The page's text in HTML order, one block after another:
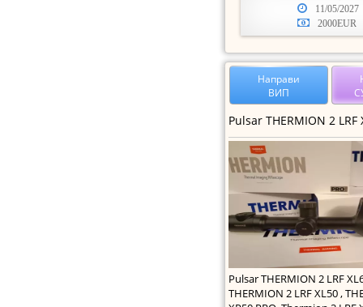
11/05/2027
2000EUR
Направи
ВИП
Pulsar THERMION 2 LRF
THERMION 2 LRF XL50 ,